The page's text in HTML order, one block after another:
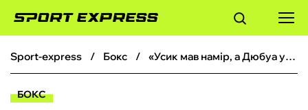
ФУТБОЛ
sport-express бокс «Усик мав намір, а Дюбуа унеможливив такий розвиток подій»: як британець зірвав наступний бій українця
БОКС